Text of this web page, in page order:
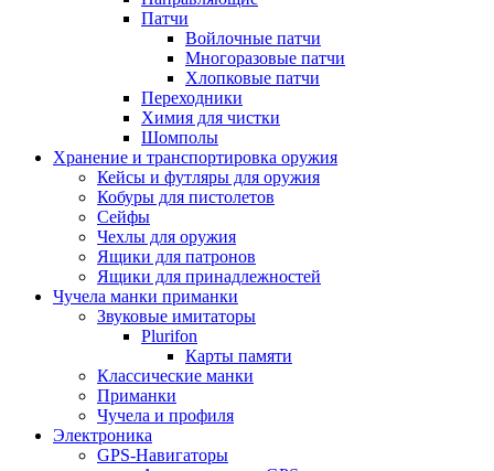
Патчи
Войлочные патчи
Многоразовые патчи
Хлопковые патчи
Переходники
Химия для чистки
Шомполы
Хранение и транспортировка оружия
Кейсы и футляры для оружия
Кобуры для пистолетов
Сейфы
Чехлы для оружия
Ящики для патронов
Ящики для принадлежностей
Чучела манки приманки
Звуковые имитаторы
Plurifon
Карты памяти
Классические манки
Приманки
Чучела и профиля
Электроника
GPS-Навигаторы